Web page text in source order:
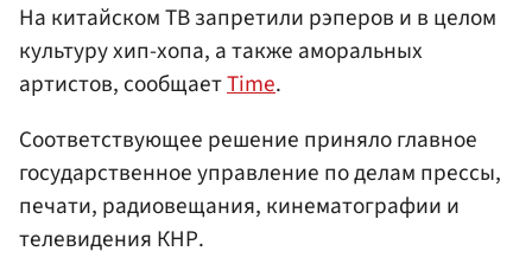
На китайском ТВ запретили рэперов и в целом
культуру хип-хопа, а также аморальных
артистов, сообщаетTime.
Соответствующее решение приняло главное
государственное управление по делам прессы,
печати, радиовещания, кинематографии и
телевидения КНР.